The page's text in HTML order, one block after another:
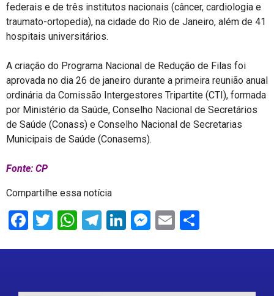
federais e de três institutos nacionais (câncer, cardiologia e
traumato-ortopedia), na cidade do Rio de Janeiro, além de 41
hospitais universitários.
A criação do Programa Nacional de Redução de Filas foi
aprovada no dia 26 de janeiro durante a primeira reunião anual
ordinária da Comissão Intergestores Tripartite (CTI), formada
por Ministério da Saúde, Conselho Nacional de Secretários
de Saúde (Conass) e Conselho Nacional de Secretarias
Municipais de Saúde (Conasems).
Fonte: CP
Compartilhe essa notícia
Facebook
Twitter
WhatsApp
Telegram
LinkedIn
Messenger
Email